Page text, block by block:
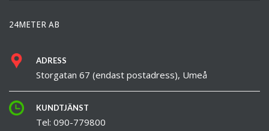
24METER AB
ADRESS
Storgatan 67 (endast postadress), Umeå
KUNDTJÄNST
Tel: 090-779800